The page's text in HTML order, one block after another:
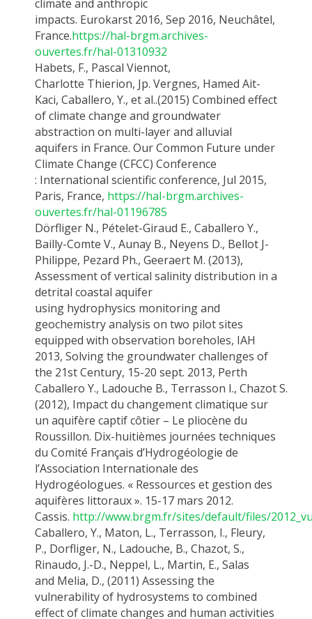
climate and anthropic
impacts. Eurokarst 2016, Sep 2016, Neuchâtel,
France.https://hal-brgm.archives-
ouvertes.fr/hal-01310932
Habets, F., Pascal Viennot,
Charlotte Thierion, Jp. Vergnes, Hamed Ait-
Kaci, Caballero, Y., et al..(2015) Combined effect
of climate change and groundwater
abstraction on multi-layer and alluvial
aquifers in France. Our Common Future under
Climate Change (CFCC) Conference
: International scientific conference, Jul 2015,
Paris, France, https://hal-brgm.archives-
ouvertes.fr/hal-01196785
Dörfliger N., Pételet-Giraud E., Caballero Y.,
Bailly-Comte V., Aunay B., Neyens D., Bellot J-
Philippe, Pezard Ph., Geeraert M. (2013),
Assessment of vertical salinity distribution in a
detrital coastal aquifer
using hydrophysics monitoring and
geochemistry analysis on two pilot sites
equipped with observation boreholes, IAH
2013, Solving the groundwater challenges of
the 21stCentury, 15-20 sept. 2013, Perth
Caballero Y., Ladouche B., Terrasson I., ChazotS.
(2012), Impact du changement climatique sur
un aquifère captif côtier – Le pliocène du
Roussillon. Dix-huitièmes journées techniques
du Comité Français d’Hydrogéologie de
l’Association Internationale des
Hydrogéologues. « Ressources et gestion des
aquifères littoraux ». 15-17 mars 2012.
Cassis. http://www.brgm.fr/sites/default/files/
Caballero, Y., Maton, L., Terrasson, I., Fleury,
P., Dorfliger, N., Ladouche, B., Chazot, S.,
Rinaudo, J.-D., Neppel, L., Martin, E., Salas
and Melia, D., (2011) Assessing the
vulnerability of hydrosystems to combined
effect of climate changes and human activities